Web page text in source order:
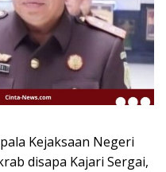
Kejaksaan Negeri
disapa Kajari Sergai,